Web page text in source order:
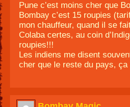
Pune c’est moins cher que
Bombay c’est 15 roupies
mon chauffeur, quand il se
Colaba certes, au coin
roupies!!!
Les indiens me disent
cher que le reste du pays,